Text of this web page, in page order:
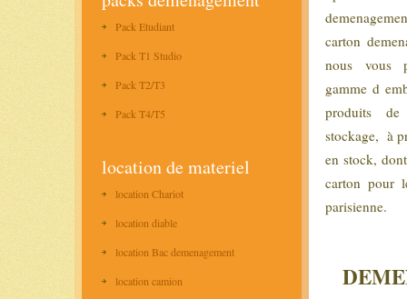
carton
nous vous
gamme d
produits
stockage, à
en stock,
carton pour
parisienne.
Pack Etudiant
Pack T1 Studio
Pack T2/T3
Pack T4/T5
location de materiel
location Chariot
location diable
location Bac demenagement
location camion